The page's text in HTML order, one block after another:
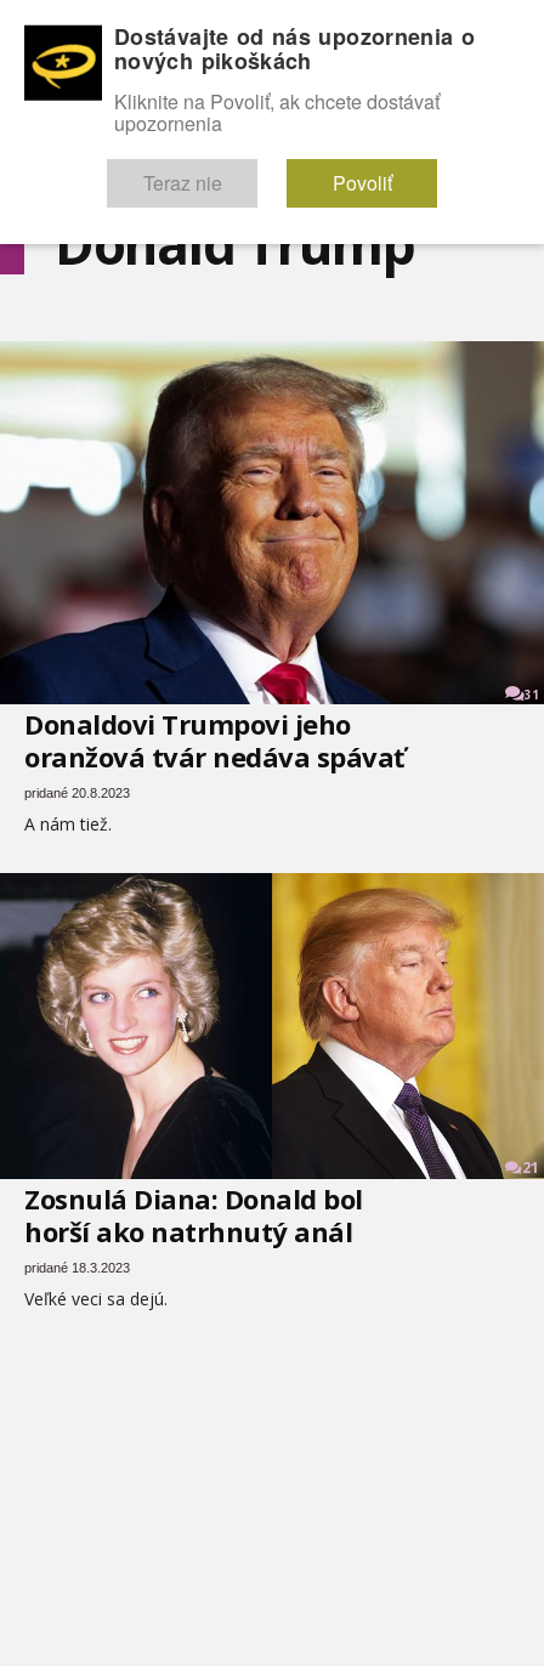
OMG! SEXICE
Donald Trump
31
Donaldovi Trumpovi jeho
oranžová tvár nedáva spávať
pridané 20.8.2023
A nám tiež.
21
Zosnulá Diana: Donald bol
horší ako natrhnutý anál
pridané 18.3.2023
Veľké veci sa dejú.
Dostávajte od nás upozornenia o
nových pikoškách
Kliknite na Povoliť, ak chcete dostávať
upozornenia
Teraz nie Povoliť